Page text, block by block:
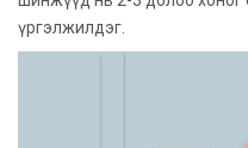
үргэлжилдэг.